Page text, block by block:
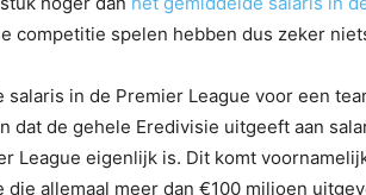
competitie spelen hebben dus zeker
salaris in de Premier League voor een
dat de gehele Eredivisie uitgeeft aan
League eigenlijk is. Dit komt
die allemaal meer dan €100 miljoen